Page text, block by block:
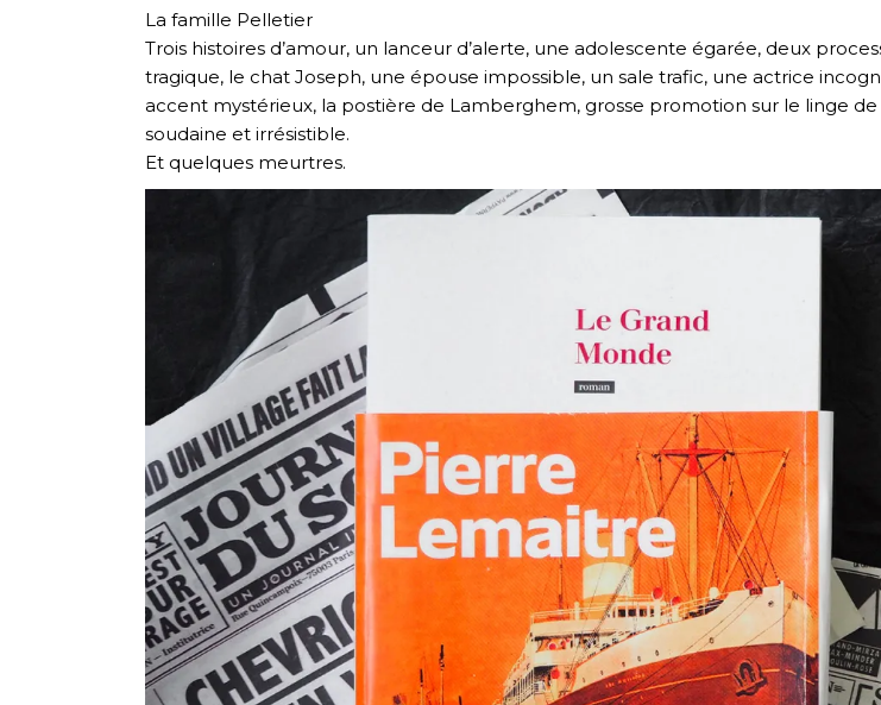
La famille Pelletier
Trois histoires d’amour, un lanceur d’alerte, une adolescente égarée, deux
tragique, le chat Joseph, une épouse impossible, un sale trafic, une actrice
accent mystérieux, la postière de Lamberghem, grosse promotion sur le linge
soudaine et irrésistible.
Et quelques meurtres.